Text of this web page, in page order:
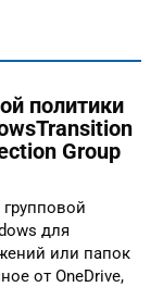
политики
Group
для
или папок
от OneDrive,